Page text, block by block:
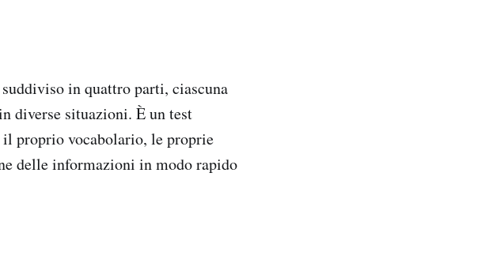
in quattro parti, ciascuna
diverse situazioni. È un test
proprio vocabolario, le proprie
delle informazioni in modo rapido